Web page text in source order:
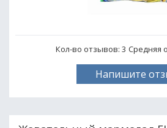
Кол-во отзывов: 3 Средняя
Напишите